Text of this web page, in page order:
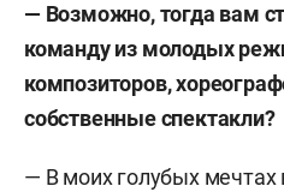
— Возможно, тогда вам
команду из молодых
композиторов,
собственные спектакли?
— В моих голубых мечтах